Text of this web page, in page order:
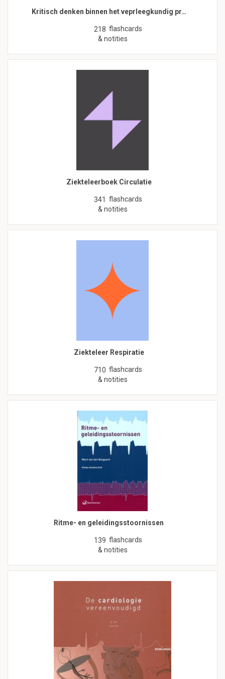
Kritisch denken binnen het veprleegkundig pr…
218 flashcards
& notities
Ziekteleerboek Circulatie
341 flashcards
& notities
Ziekteleer Respiratie
710 flashcards
& notities
Ritme- en geleidingsstoornissen
139 flashcards
& notities